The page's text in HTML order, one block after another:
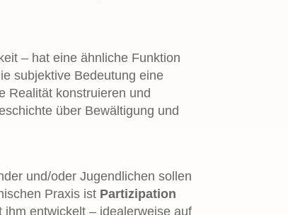
– hat eine ähnliche Funktion
subjektive Bedeutung eine
Realität konstruieren und
über Bewältigung und
und/oder Jugendlichen sollen
Praxis ist Partizipation
ihm entwickelt – idealerweise auf